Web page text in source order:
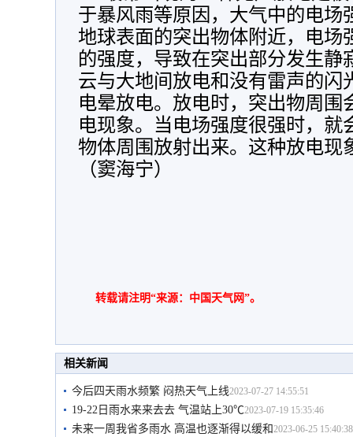
于暴风雨等原因，大气中的电场
地球表面的突出物体附近，电场
的强度，导致在突出部分发生静
云与大地间放电和没有雷声的闪
电晕放电。放电时，突出物周围
电现象。当电场强度很强时，就
物体周围放射出来。这种放电现
（窦海宁）
转载请注明“来源：中国天气网”。
相关新闻
今后四天雨水频繁 闷热天气上线2023-07-27 14:55:51
19-22日雨水来来去去 气温站上30℃2023-07-19 15:35:46
未来一周我省多雨水 高温也逐渐得以缓和2023-06-25 15:40:38